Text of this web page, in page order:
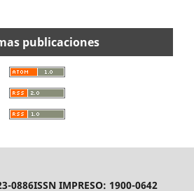
publicaciones
0886ISSN IMPRESO: 1900-0642